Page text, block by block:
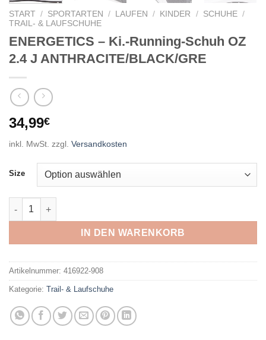
START / SPORTARTEN / LAUFEN / KINDER / SCHUHE /
TRAIL- & LAUFSCHUHE
ENERGETICS – Ki.-Running-Schuh OZ
2.4 J ANTHRACITE/BLACK/GRE
34,99€
inkl. MwSt. zzgl. Versandkosten
Size
ENERGETICS - Ki.-Running-Schuh OZ 2.4 J ANTHRACITE/
IN DEN WARENKORB
Artikelnummer: 416922-908
Kategorie: Trail- & Laufschuhe